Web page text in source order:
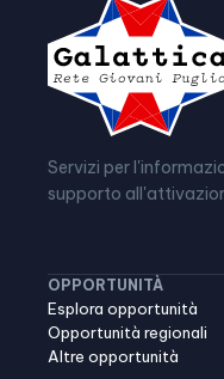
Servizi per
supporto
OPPORTUNITÀ
Esplora opportunità
Opportunità regionali
Altre opportunità